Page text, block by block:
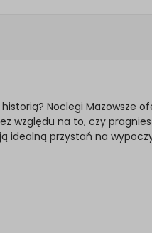
Noclegi Mazowsze
względu na to, czy
idealną przystań na